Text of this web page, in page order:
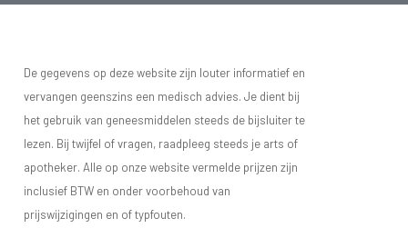
De gegevens op deze website zijn louter informatief en
vervangen geenszins een medisch advies. Je dient bij
het gebruik van geneesmiddelen steeds de bijsluiter te
lezen. Bij twijfel of vragen, raadpleeg steeds je arts of
apotheker. Alle op onze website vermelde prijzen zijn
inclusief BTW en onder voorbehoud van
prijswijzigingen en of typfouten.